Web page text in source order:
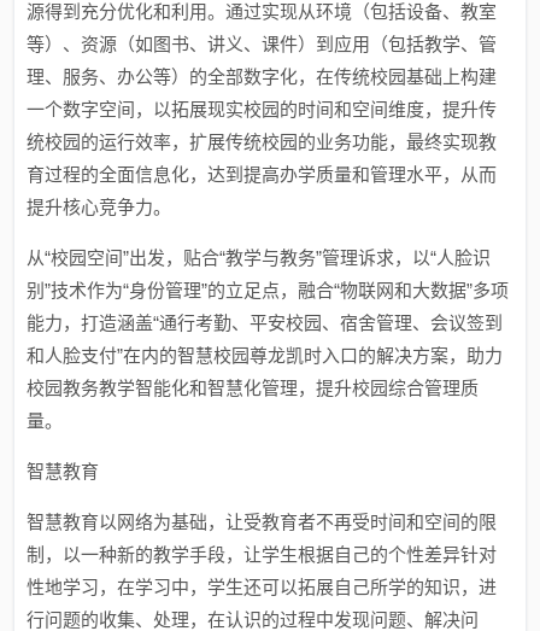
源得到充分优化和利用。通过实现从环境（包括设备、教室
等）、资源（如图书、讲义、课件）到应用（包括教学、管
理、服务、办公等）的全部数字化，在传统校园基础上构建
一个数字空间，以拓展现实校园的时间和空间维度，提升传
统校园的运行效率，扩展传统校园的业务功能，最终实现教
育过程的全面信息化，达到提高办学质量和管理水平，从而
提升核心竞争力。
从“校园空间”出发，贴合“教学与教务”管理诉求，以“人脸识
别”技术作为“身份管理”的立足点，融合“物联网和大数据”多项
能力，打造涵盖“通行考勤、平安校园、宿舍管理、会议签到
和人脸支付”在内的智慧校园尊龙凯时入口的解决方案，助力
校园教务教学智能化和智慧化管理，提升校园综合管理质
量。
智慧教育
智慧教育以网络为基础，让受教育者不再受时间和空间的限
制，以一种新的教学手段，让学生根据自己的个性差异针对
性地学习，在学习中，学生还可以拓展自己所学的知识，进
行问题的收集、处理，在认识的过程中发现问题、解决问